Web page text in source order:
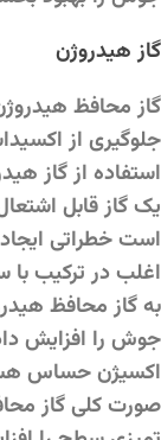
گاز هیدروژن
گاز محافظ
جلوگیری از
استفاده از گاز
یک گاز قابل
است خطراتی
اغلب در ترکیب با
به گاز محافظ
جوش را افزایش
اکسیژن حساس
صورت کلی گاز